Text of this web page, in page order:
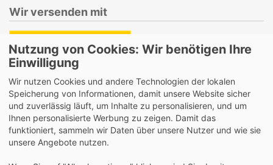
Wir versenden mit
Lieferung auch an Packstationen und Postfilialen
Samstagszustellung
Nutzung von Cookies: Wir benötigen Ihre
Einwilligung
Wir nutzen Cookies und andere Technologien der lokalen
Speicherung von Informationen, damit unsere Website sicher
und zuverlässig läuft, um Inhalte zu personalisieren, und um
Ihnen personalisierte Werbung zu zeigen. Damit das
funktioniert, sammeln wir Daten über unsere Nutzer und wie sie
unsere Angebote nutzen.